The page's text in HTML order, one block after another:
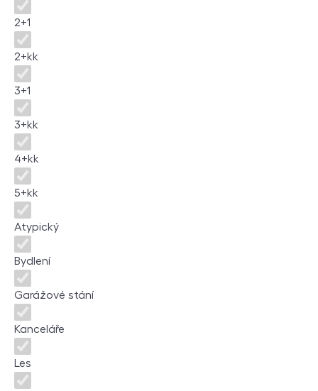
2+1
2+kk
3+1
3+kk
4+kk
5+kk
Atypický
Bydlení
Garážové stání
Kanceláře
Les